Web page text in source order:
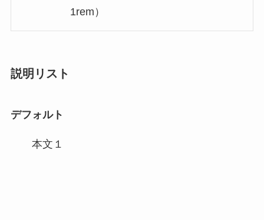
1rem）
説明リスト
デフォルト
本文１